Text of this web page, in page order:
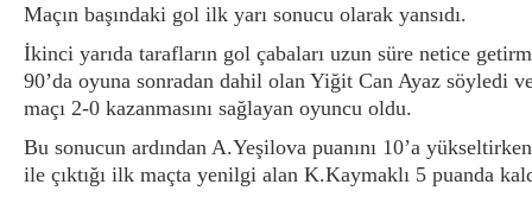
Maçın başındaki gol ilk yarı sonucu olarak yansıdı.
İkinci yarıda tarafların gol çabaları uzun süre netice
90’da oyuna sonradan dahil olan Yiğit Can Ayaz söyledi
maçı 2-0 kazanmasını sağlayan oyuncu oldu.
Bu sonucun ardından A.Yeşilova puanını 10’a
ile çıktığı ilk maçta yenilgi alan K.Kaymaklı 5 puanda